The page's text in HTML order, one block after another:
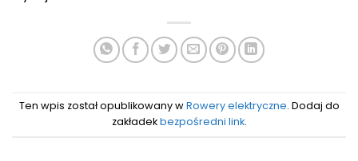
Ten wpis został opublikowany wRowery elektryczne. Dodaj do
zakładekbezpośredni link.